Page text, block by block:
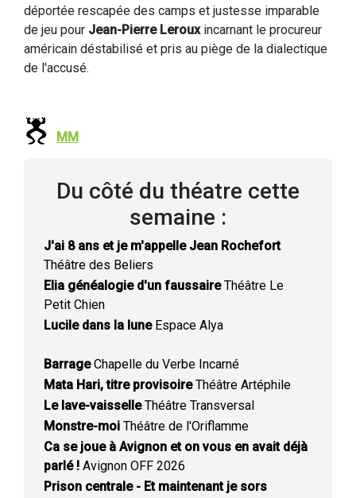
déportée rescapée des camps et justesse imparable
de jeu pour Jean-Pierre Lerouxincarnant le procureur
américain déstabilisé et pris au piège de la dialectique
de l'accusé.
MM
Du côté du théatre cette
semaine :
J'ai 8 ans et je m'appelle Jean Rochefort
Théâtre des Beliers
Elia généalogie d'un faussaireThéâtre Le
Petit Chien
Lucile dans la luneEspace Alya
BarrageChapelle du Verbe Incarné
Mata Hari, titre provisoireThéâtre Artéphile
Le lave-vaisselleThéâtre Transversal
Monstre-moi Théâtre de l'Oriflamme
Ca se joue à Avignon et on vous en avait déjà
parlé ! Avignon OFF 2026
Prison centrale - Et maintenant je sors